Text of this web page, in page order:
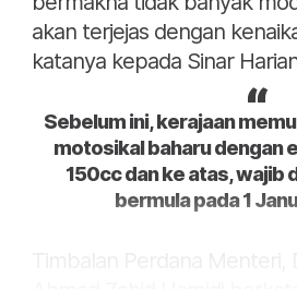
akan terjejas dengan
katanya kepada Sinar
Sebelum ini, kerajaan
motosikal baharu dengan
150cc dan ke atas, wajib
bermula pada 1